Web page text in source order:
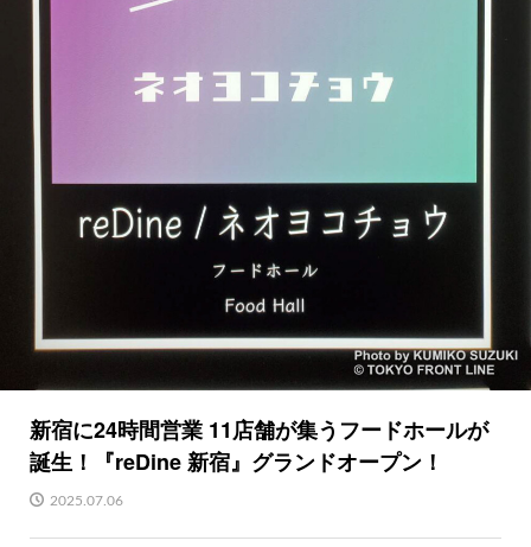
新宿に24時間営業 11店舗が集うフードホールが
誕生！『reDine 新宿』グランドオープン！
2025.07.06